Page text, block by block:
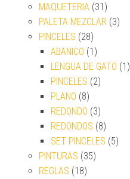
MAQUETERIA (31)
PALETA MEZCLAR (3)
PINCELES (28)
ABANICO (1)
LENGUA DE GATO (1)
PINCELES (2)
PLANO (8)
REDONDO (3)
REDONDOS (8)
SET PINCELES (5)
PINTURAS (35)
REGLAS (18)